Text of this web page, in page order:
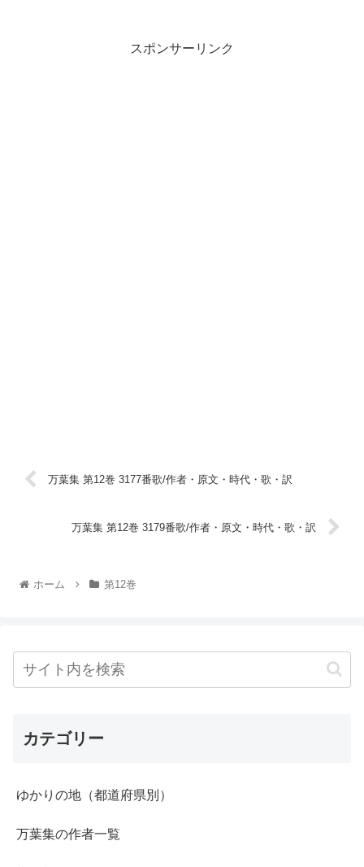
スポンサーリンク
万葉集 第12巻 3177番歌/作者・原文・時代・歌・訳
万葉集 第12巻 3179番歌/作者・原文・時代・歌・訳
ホーム 第12巻
カテゴリー
ゆかりの地（都道府県別）
万葉集の作者一覧